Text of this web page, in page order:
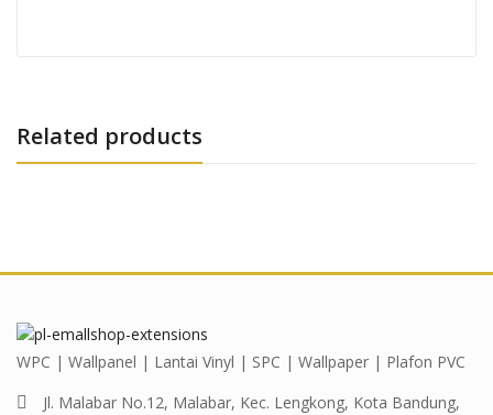
Related products
WPC | Wallpanel | Lantai Vinyl | SPC | Wallpaper | Plafon PVC
Jl. Malabar No.12, Malabar, Kec. Lengkong, Kota Bandung,